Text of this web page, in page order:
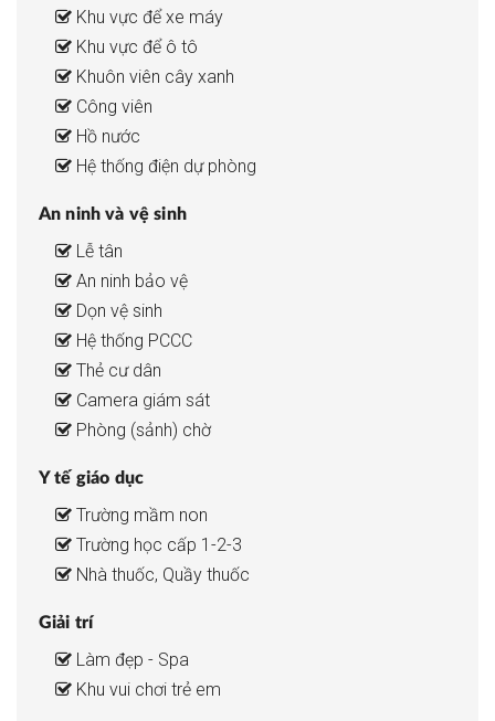
Cầu Giấy
Khu vực để xe máy
Khu vực để ô tô
Khuôn viên cây xanh
Công viên
Hồ nước
Hệ thống điện dự phòng
An ninh và vệ sinh
Lễ tân
An ninh bảo vệ
Dọn vệ sinh
Hệ thống PCCC
Thẻ cư dân
Camera giám sát
Phòng (sảnh) chờ
Y tế giáo dục
Trường mầm non
Trường học cấp 1-2-3
Nhà thuốc, Quầy thuốc
Giải trí
Làm đẹp - Spa
Khu vui chơi trẻ em